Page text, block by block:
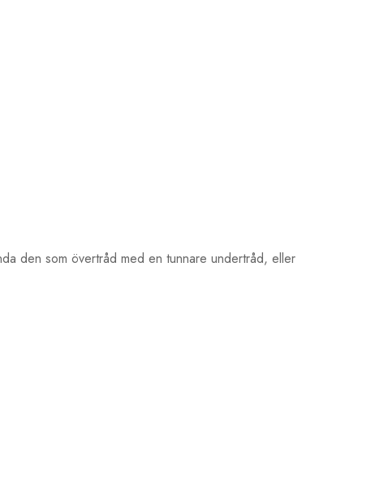
den som övertråd med en tunnare undertråd, eller